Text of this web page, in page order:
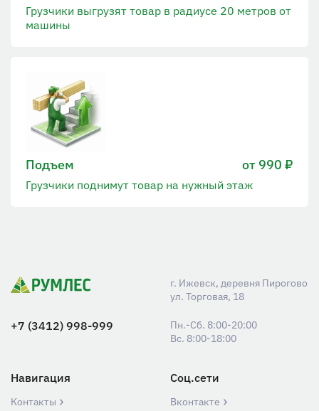
Грузчики выгрузят товар в радиусе 20 метров от
машины
Подъем от 990 ₽
Грузчики поднимут товар на нужный этаж
г. Ижевск, деревня Пирогово
ул. Торговая, 18
+7 (3412) 998-999
Пн.-Сб. 8:00-20:00
Вс. 8:00-18:00
Навигация
Контакты
Соц.сети
Вконтакте